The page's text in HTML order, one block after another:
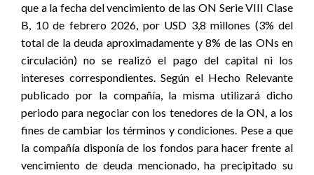
que a la fecha del vencimiento de las ON Serie VIII Clase
B, 10 de febrero 2026, por USD 3,8 millones (3% del
total de la deuda aproximadamente y 8% de las ONs en
circulación) no se realizó el pago del capital ni los
intereses correspondientes. Según el Hecho Relevante
publicado por la compañía, la misma utilizará dicho
periodo para negociar con los tenedores de la ON, a los
fines de cambiar los términos y condiciones. Pese a que
la compañía disponía de los fondos para hacer frente al
vencimiento de deuda mencionado, ha precipitado su